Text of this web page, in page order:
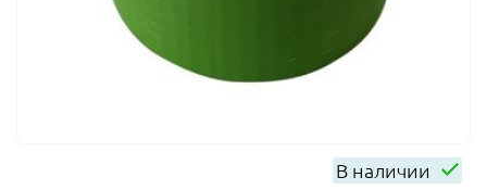
В наличии